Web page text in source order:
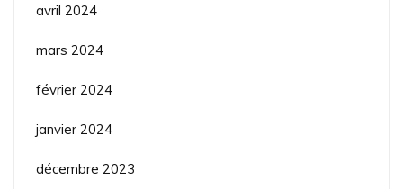
avril 2024
mars 2024
février 2024
janvier 2024
décembre 2023